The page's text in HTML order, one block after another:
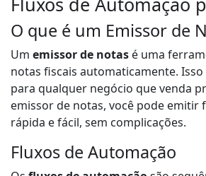
O que é um Emissor de
Um emissor de notas é uma
notas fiscais automaticamente.
para qualquer negócio que venda
emissor de notas, você pode emitir
rápida e fácil, sem complicações.
Fluxos de Automação